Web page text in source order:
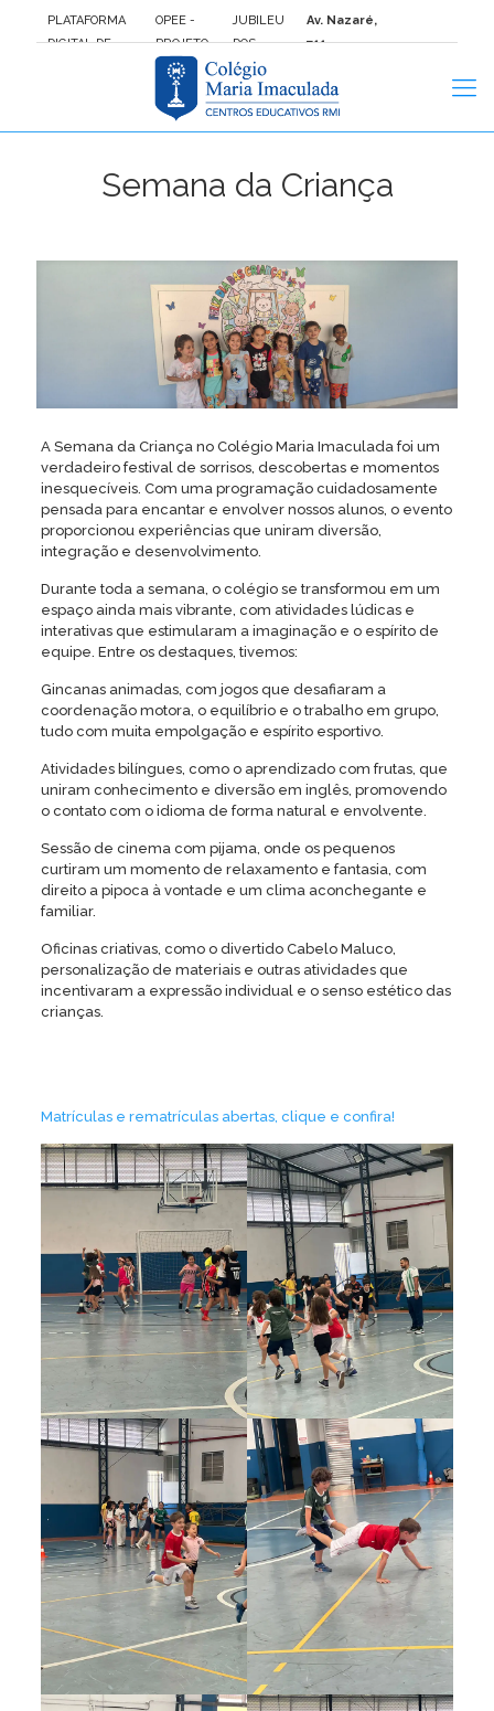
PLATAFORMA
DIGITAL DE
OPEE -
PROJETO
DE VIDA
JUBILEU
DOS
JOVENS
Av. Nazaré,
711 –
São
Paulo/SP
Semana da Criança
A Semana da Criança no Colégio Maria Imaculada foi um
verdadeiro festival de sorrisos, descobertas e momentos
inesquecíveis. Com uma programação cuidadosamente
pensada para encantar e envolver nossos alunos, o evento
proporcionou experiências que uniram diversão,
integração e desenvolvimento.
Durante toda a semana, o colégio se transformou em um
espaço ainda mais vibrante, com atividades lúdicas e
interativas que estimularam a imaginação e o espírito de
equipe. Entre os destaques, tivemos:
Gincanas animadas, com jogos que desafiaram a
coordenação motora, o equilíbrio e o trabalho em grupo,
tudo com muita empolgação e espírito esportivo.
Atividades bilíngues, como o aprendizado com frutas, que
uniram conhecimento e diversão em inglês, promovendo
o contato com o idioma de forma natural e envolvente.
Sessão de cinema com pijama, onde os pequenos
curtiram um momento de relaxamento e fantasia, com
direito a pipoca à vontade e um clima aconchegante e
familiar.
Oficinas criativas, como o divertido Cabelo Maluco,
personalização de materiais e outras atividades que
incentivaram a expressão individual e o senso estético das
crianças.
Matrículas e rematrículas abertas, clique e confira!